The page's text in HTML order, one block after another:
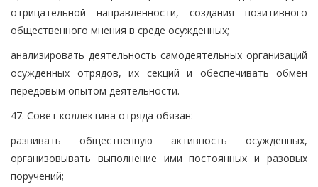
отрицательной направленности, создания позитивного
общественного мнения в среде осужденных;
анализировать деятельность самодеятельных организаций
осужденных отрядов, их секций и обеспечивать обмен
передовым опытом деятельности.
47. Совет коллектива отряда обязан:
развивать общественную активность осужденных,
организовывать выполнение ими постоянных и разовых
поручений;